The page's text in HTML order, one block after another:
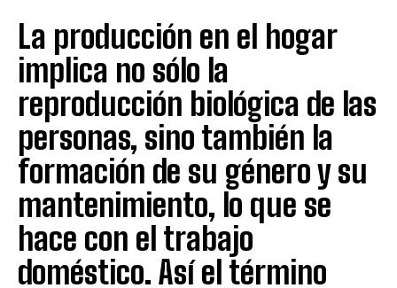
La producción en el hogar
implica no sólo la
reproducción biológica de las
personas, sino también la
formación de su género y su
mantenimiento, lo que se
hace con el trabajo
doméstico. Así el término